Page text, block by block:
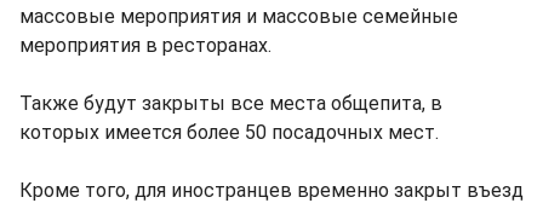
массовые мероприятия и массовые семейные
мероприятия в ресторанах.
Также будут закрыты все места общепита, в
которых имеется более 50 посадочных мест.
Кроме того, для иностранцев временно закрыт въезд